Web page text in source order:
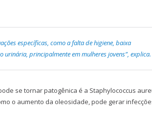
específicas, como a falta de higiene, baixa
principalmente em mulheres jovens”, explica.
se tornar patogênica é a Staphylococcus
o aumento da oleosidade, pode gerar